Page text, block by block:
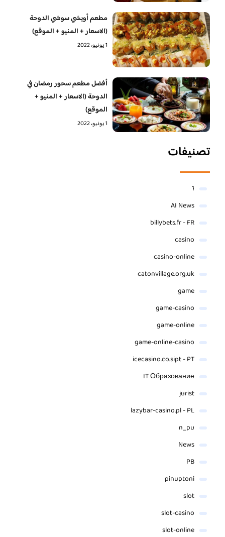
مطعم أويشي سوشي الدوحة
(الاسعار + المنيو + الموقع)
1 يونيو، 2022
أفضل مطعم سحور رمضان في
الدوحة (الاسعار + المنيو +
الموقع)
1 يونيو، 2022
تصنيفات
1
AI News
billybets.fr - FR
casino
casino-online
catonvillage.org.uk
game
game-casino
game-online
game-online-casino
icecasino.co.sipt - PT
IT Образование
jurist
lazybar-casino.pl - PL
n_pu
News
PB
pinuptoni
slot
slot-casino
slot-online